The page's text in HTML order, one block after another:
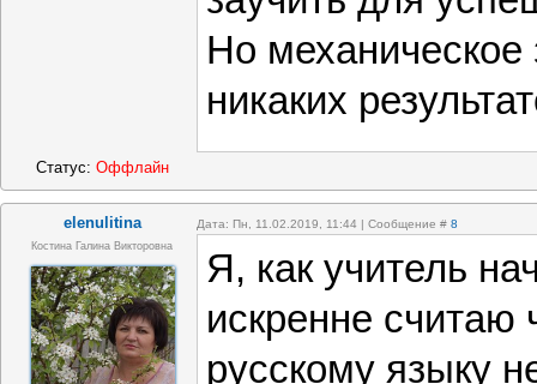
Но механическое
никаких
Статус: Оффлайн
elenulitina Дата: Пн, 11.02.2019, 11:44 | Сообщение # 8
Костина Галина Викторовна
Я, как учитель
искренне считаю
русскому языку